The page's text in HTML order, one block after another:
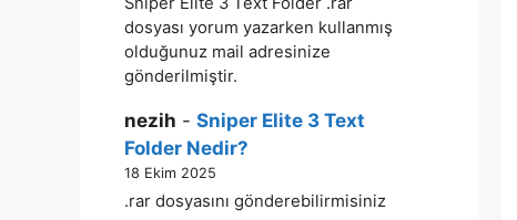
dosyası yorum yazarken kullanmış
olduğunuz mail adresinize
gönderilmiştir.
nezih - Sniper Elite 3 Text
Folder Nedir?
18 Ekim 2025
.rar dosyasını gönderebilirmisiniz